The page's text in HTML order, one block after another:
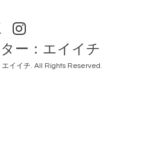
ー：エイイチ
イイチ. All Rights Reserved.